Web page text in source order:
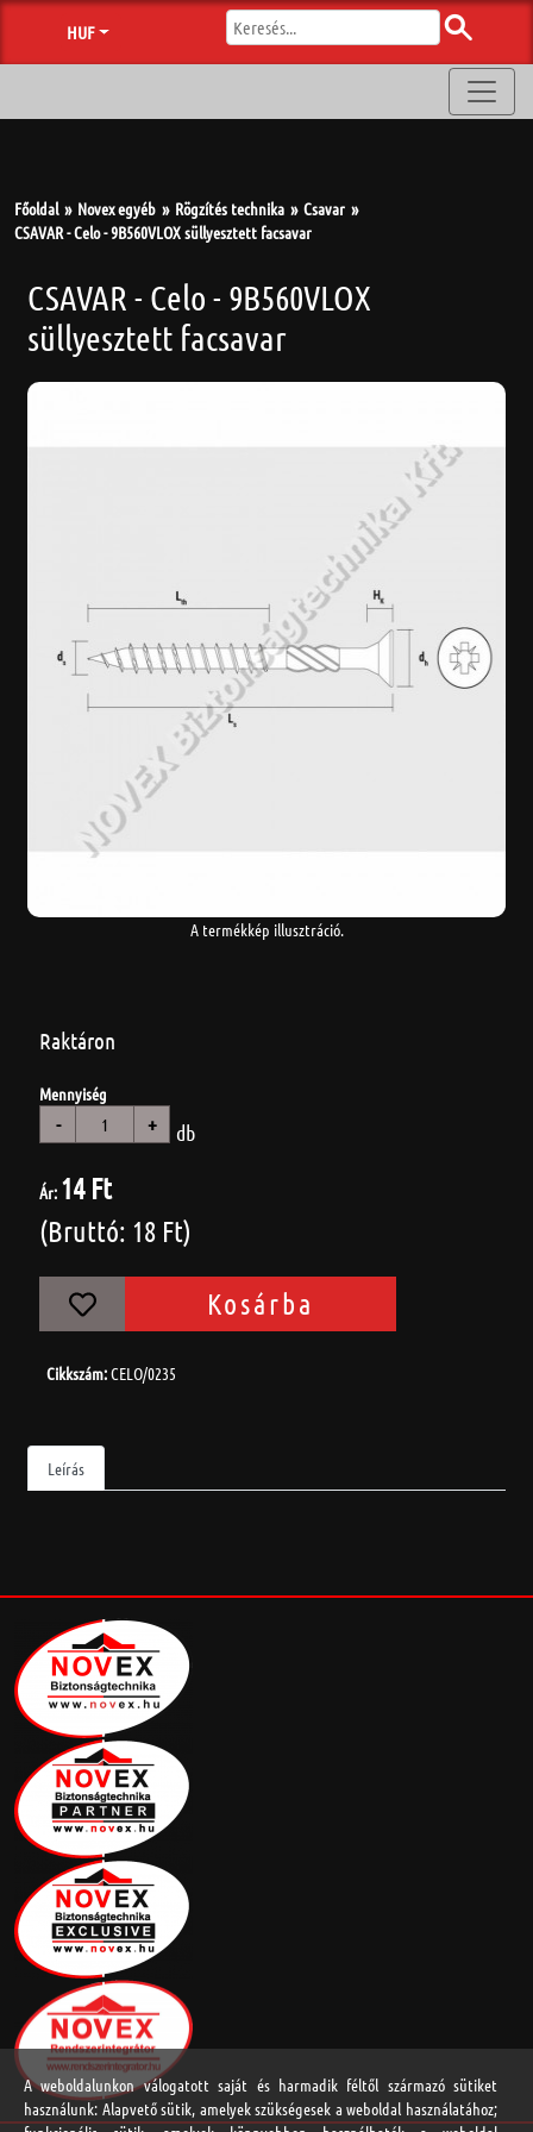
HUF
Főoldal Novex egyéb Rögzítés technika
Csavar
CSAVAR - Celo - 9B560VLOX süllyesztett facsavar
CSAVAR - Celo - 9B560VLOX
süllyesztett facsavar
A termékkép illusztráció.
Raktáron
Mennyiség
- + db
Ár: 14 Ft
(Bruttó: 18 Ft)
Kosárba
Cikkszám:CELO/0235
Leírás
A weboldalunkon válogatott saját és harmadik féltől származó sütiket
használunk: Alapvető sütik, amelyek szükségesek a weboldal használatához;